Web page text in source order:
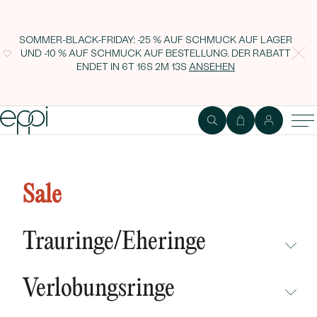
SOMMER-BLACK-FRIDAY: -25 % AUF SCHMUCK AUF LAGER
UND -10 % AUF SCHMUCK AUF BESTELLUNG. DER RABATT
ENDET IN 6T 16S 2M 12SANSEHEN
Sale
Trauringe/Eheringe
NEUHEITEN
Verlobungsringe
Lab Grown Diamanten und einem
breiten Komfort-Ring Asne